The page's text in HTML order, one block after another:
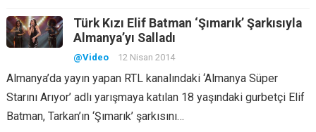
Türk Kızı Elif Batman ‘Şımarık’ Şarkısıyla
Almanya’yı Salladı
@Video 12 Nisan 2014
Almanya’da yayın yapan RTL kanalındaki ‘Almanya Süper
Starını Arıyor’ adlı yarışmaya katılan 18 yaşındaki gurbetçi Elif
Batman, Tarkan’ın ‘Şımarık’ şarkısını…